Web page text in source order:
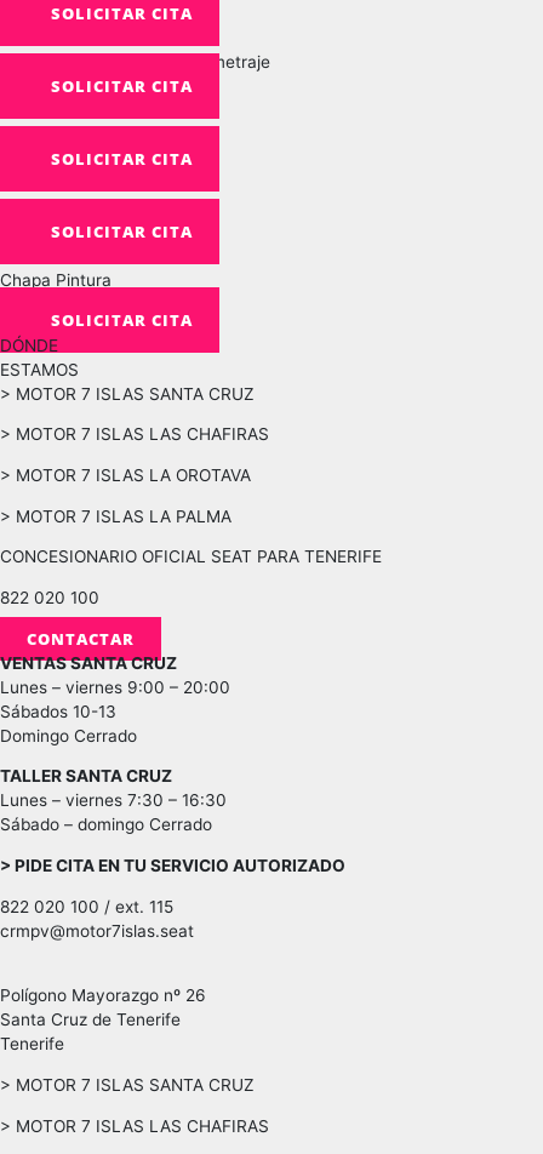
SOLICITAR CITA
Revisión Anual o según kilometraje
SOLICITAR CITA
SOLICITAR CITA
SOLICITAR CITA
Chapa Pintura
SOLICITAR CITA
DÓNDE
ESTAMOS
> MOTOR 7 ISLAS SANTA CRUZ
> MOTOR 7 ISLAS LAS CHAFIRAS
> MOTOR 7 ISLAS LA OROTAVA
> MOTOR 7 ISLAS LA PALMA
CONCESIONARIO OFICIAL SEAT PARA TENERIFE
822 020 100
CONTACTAR
VENTAS SANTA CRUZ
Lunes – viernes 9:00 – 20:00
Sábados 10-13
Domingo Cerrado
TALLER SANTA CRUZ
Lunes – viernes 7:30 – 16:30
Sábado – domingo Cerrado
> PIDE CITA EN TU SERVICIO AUTORIZADO
822 020 100 / ext. 115
crmpv@motor7islas.seat
Polígono Mayorazgo nº 26
Santa Cruz de Tenerife
Tenerife
> MOTOR 7 ISLAS SANTA CRUZ
> MOTOR 7 ISLAS LAS CHAFIRAS